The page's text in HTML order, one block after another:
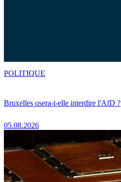
Bruxelles osera-t-elle interdire l'AfD ?
05.08.2026
POLITIQUE